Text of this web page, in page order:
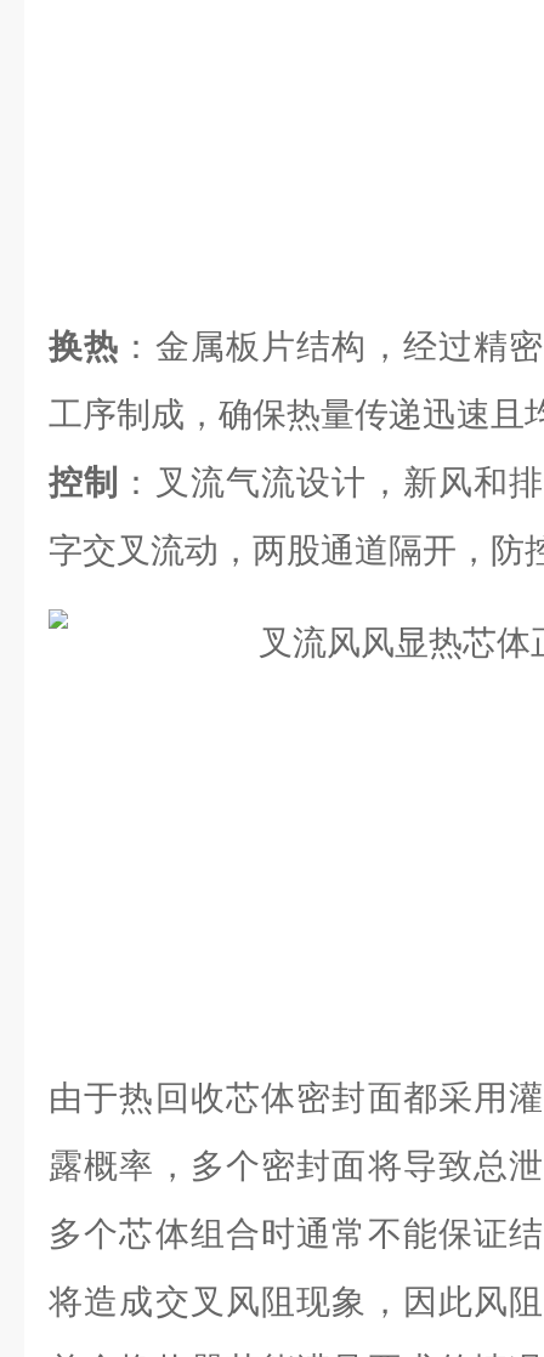
换热 ：金属板片结构，经过精
工序制成，确保热量传递迅速且
控制
：叉流气流设计，新风和
字交叉流动，两股通道隔开，防
由于热回收芯体密封面都采用
露概率，多个密封面将导致总
多个芯体组合时通常不能保证
将造成交叉风阻现象，因此风